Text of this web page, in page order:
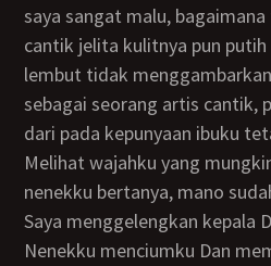
saya sangat malu,
cantik jelita kulitnya pun putih
lembut tidak
sebagai seorang artis cantik,
dari pada kepunyaan ibuku
Melihat wajahku yang mungkin saya agak malu,
nenekku bertanya, mano
Saya menggelengkan kepala
Nenekku menciumku Dan